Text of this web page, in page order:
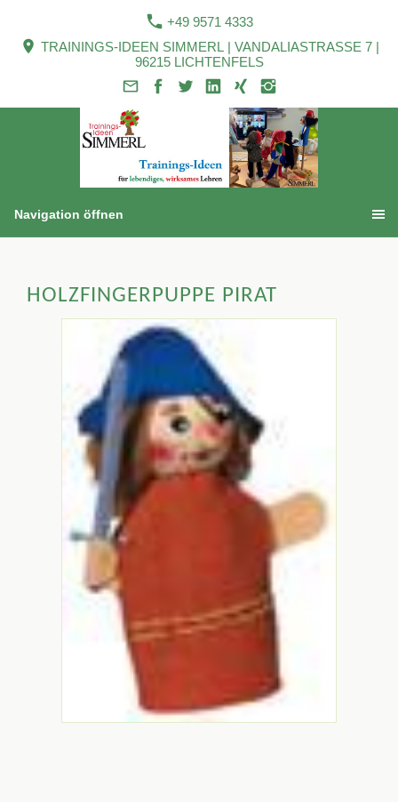
+49 9571 4333
TRAININGS-IDEEN SIMMERL | VANDALIASTRASSE 7 |
96215 LICHTENFELS
Navigation öffnen
HOLZFINGERPUPPE PIRAT